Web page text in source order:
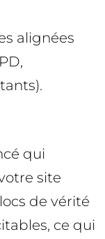
alignées
qui
site
de vérité
ce qui